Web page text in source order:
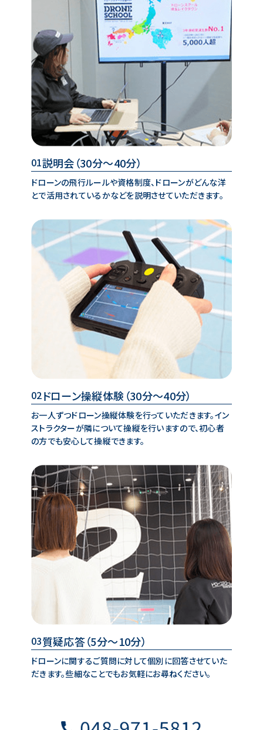
01説明会（30分～40分）
ドローンの飛行ルールや資格制度、ドローンがどんな洋
とで活用されているかなどを説明させていただきます。
02ドローン操縦体験（30分～40分）
お一人ずつドローン操縦体験を行っていただきます。イン
ストラクターが隣について操縦を行いますので、初心者
の方でも安心して操縦できます。
03質疑応答（5分～10分）
ドローンに関するご質問に対して個別に回答させていた
だきます。些細なことでもお気軽にお尋ねください。